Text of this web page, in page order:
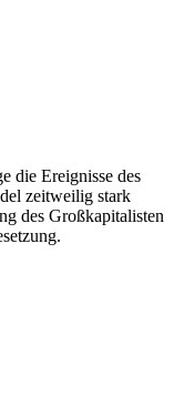
die Ereignisse des
zeitweilig stark
des Großkapitalisten